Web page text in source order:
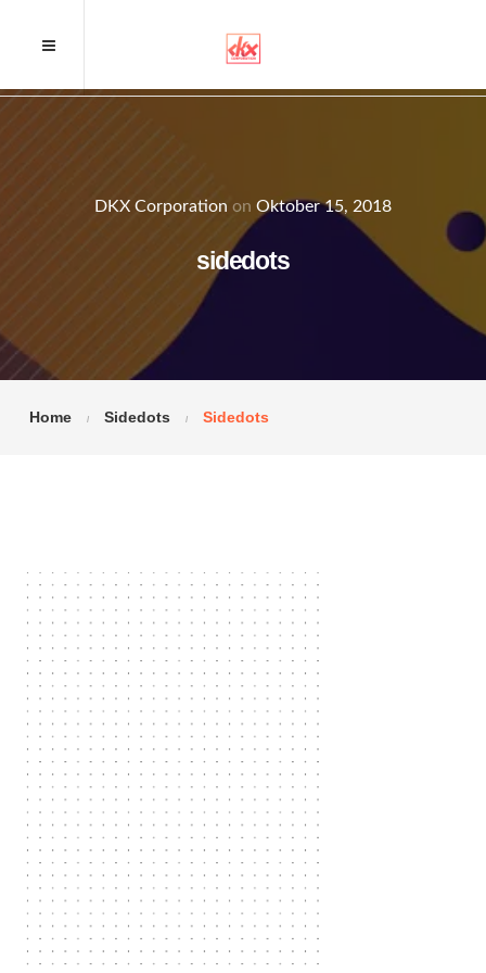
DKX Corporation on Oktober 15, 2018
sidedots
Home Sidedots Sidedots